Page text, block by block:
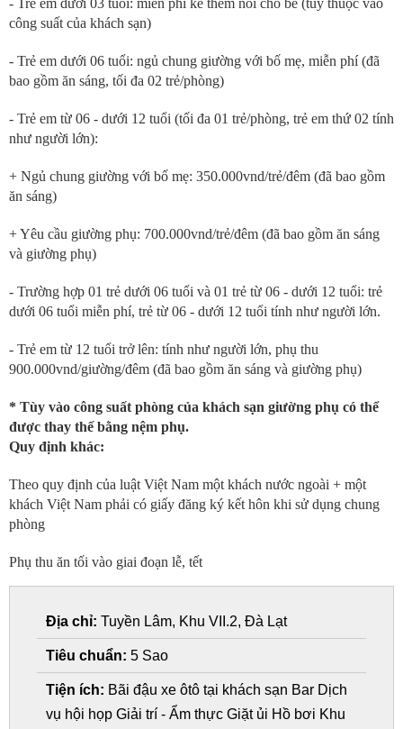
- Trẻ em dưới 03 tuổi: miễn phí kê thêm nôi cho bé (tùy thuộc vào
công suất của khách sạn)
- Trẻ em dưới 06 tuổi: ngủ chung giường với bố mẹ, miễn phí (đã
bao gồm ăn sáng, tối đa 02 trẻ/phòng)
- Trẻ em từ 06 - dưới 12 tuổi (tối đa 01 trẻ/phòng, trẻ em thứ 02 tính
như người lớn):
+ Ngủ chung giường với bố mẹ: 350.000vnd/trẻ/đêm (đã bao gồm
ăn sáng)
+ Yêu cầu giường phụ: 700.000vnd/trẻ/đêm (đã bao gồm ăn sáng
và giường phụ)
- Trường hợp 01 trẻ dưới 06 tuổi và 01 trẻ từ 06 - dưới 12 tuổi: trẻ
dưới 06 tuổi miễn phí, trẻ từ 06 - dưới 12 tuổi tính như người lớn.
- Trẻ em từ 12 tuổi trở lên: tính như người lớn, phụ thu
900.000vnd/giường/đêm (đã bao gồm ăn sáng và giường phụ)
* Tùy vào công suất phòng của khách sạn giường phụ có thể
được thay thế bằng nệm phụ.
Quy định khác:
Theo quy định của luật Việt Nam một khách nước ngoài + một
khách Việt Nam phải có giấy đăng ký kết hôn khi sử dụng chung
phòng
Phụ thu ăn tối vào giai đoạn lễ, tết
Địa chỉ: Tuyền Lâm, Khu VII.2, Đà Lạt
Tiêu chuẩn: 5 Sao
Tiện ích: Bãi đậu xe ôtô tại khách sạn Bar Dịch
vụ hội họp Giải trí - Ẩm thực Giặt ủi Hồ bơi Khu